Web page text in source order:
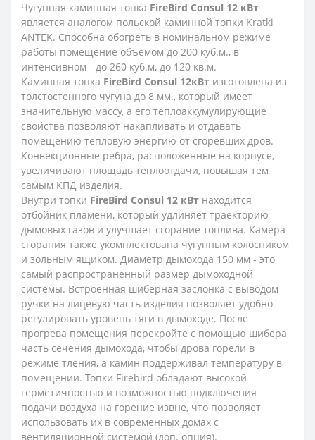
Чугунная каминная топка FireBird Consul 12 кВт
является аналогом польской каминной топки Kratki
ANTEK. Способна обогреть в номинальном режиме
работы помещение объемом до 200 куб.м., в
интенсивном - до 260 куб.м, до 120 кв.м.
Каминная топка FireBird Consul 12кВт изготовлена из
толстостенного чугуна до 8 мм., который имеет
значительную массу, а его теплоаккумулирующие
свойства позволяют накапливать и отдавать
помещению тепловую энергию от сгоревших дров.
Конвекционные ребра, расположенные на корпусе,
увеличивают площадь теплоотдачи, повышая тем
самым КПД изделия.
Внутри топки FireBird Consul 12 кВт находится
отбойник пламени, который удлиняет траекторию
дымовых газов и улучшает сгорание топлива. Камера
сгорания также укомплектована чугунным колосником
и зольным ящиком. Диаметр дымохода 150 мм - это
самый распространенный размер дымоходной
системы. Встроенная шиберная заслонка с выводом
ручки на лицевую часть изделия позволяет удобно
регулировать уровень тяги в дымоходе. После
прогрева помещения перекройте с помощью шибера
часть сечения дымохода, чтобы дрова горели в
режиме тления, а камин поддерживал температуру в
помещении. Топки Firebird обладают высокой
герметичностью и возможностью подключения
подачи воздуха на горение извне, что позволяет
использовать их в современных домах с
вентиляционной системой (доп. опция).